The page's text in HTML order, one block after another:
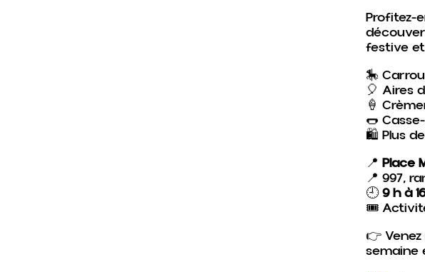
Profitez-
festive
🎠
🎈 Aires
🍦
🌭
🛍️ Plus
📍 Place
📍 997,
🕘9 h à
🎟️
👉
semaine